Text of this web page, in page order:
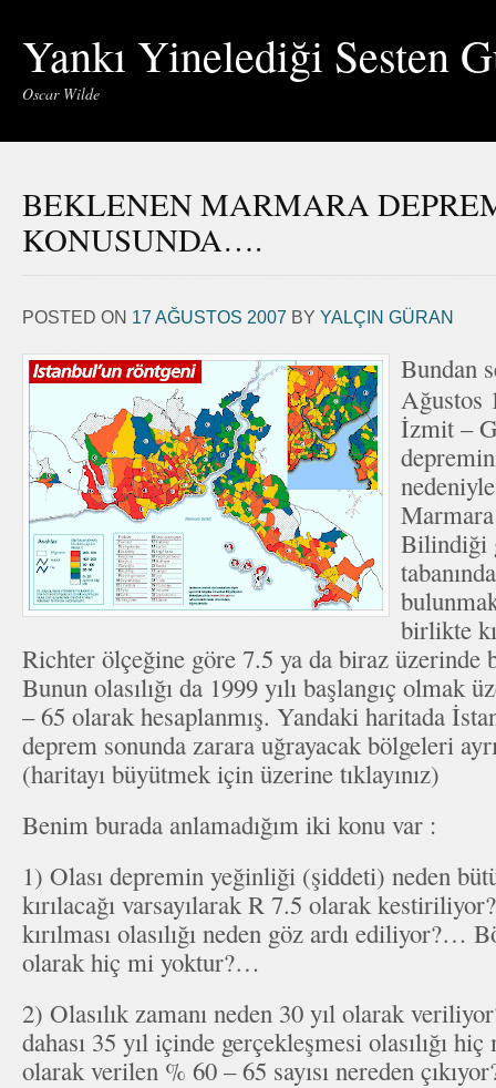
Yankı Yinelediği Sesten
Oscar Wilde
BEKLENEN MARMARA
KONUSUNDA….
POSTED ON 17 AĞUSTOS 2007 BY YALÇIN GÜRAN
Bundan
Ağustos
İzmit –
Bilindiği
birlikte
Richter ölçeğine göre 7.5 ya da biraz üzerinde
Bunun olasılığı da 1999 yılı başlangıç olmak
– 65 olarak hesaplanmış. Yandaki haritada
deprem sonunda zarara uğrayacak bölgeleri
(haritayı büyütmek için üzerine tıklayınız)
Benim burada anlamadığım iki konu var :
1) Olası depremin yeğinliği (şiddeti) neden
kırılacağı varsayılarak R 7.5 olarak
kırılması olasılığı neden göz ardı ediliyor?…
olarak hiç mi yoktur?…
2) Olasılık zamanı neden 30 yıl olarak
dahası 35 yıl içinde gerçekleşmesi olasılığı
olarak verilen % 60 – 65 sayısı nereden